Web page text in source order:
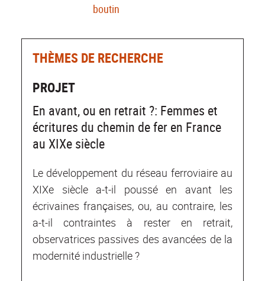
boutin
THÈMES DE RECHERCHE
PROJET
En avant, ou en retrait ?: Femmes et
écritures du chemin de fer en France
au XIXe siècle
Le développement du réseau ferroviaire au
XIXe siècle a-t-il poussé en avant les
écrivaines françaises, ou, au contraire, les
a-t-il contraintes à rester en retrait,
observatrices passives des avancées de la
modernité industrielle ?